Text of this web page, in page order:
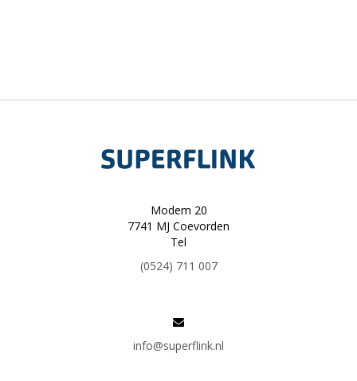
Modem 20
7741 MJ Coevorden
Tel
(0524) 711 007
info@superflink.nl